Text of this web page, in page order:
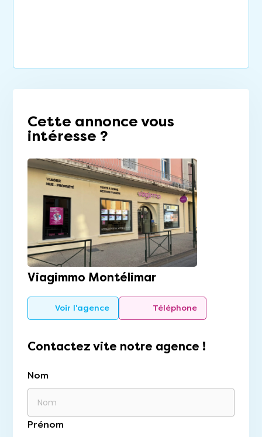
Cette annonce vous
intéresse ?
Viagimmo Montélimar
Voir l'agence Téléphone
Contactez vite notre agence !
Nom
Prénom